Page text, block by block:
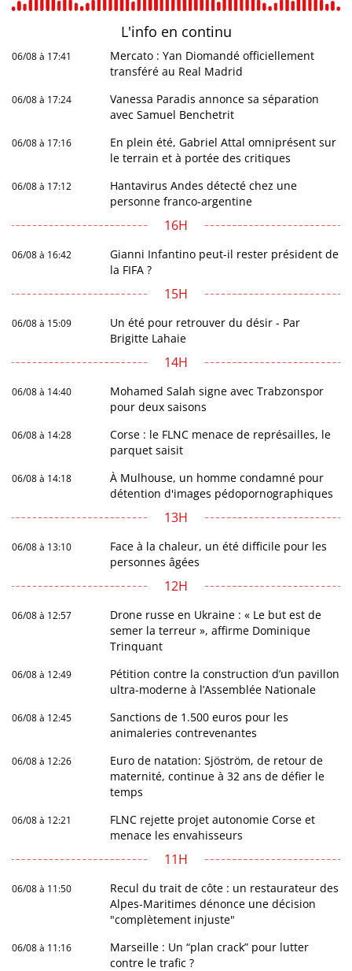
L'info en continu
06/08 à 17:41
Mercato : Yan Diomandé officiellement
transféré au Real Madrid
06/08 à 17:24
Vanessa Paradis annonce sa séparation
avec Samuel Benchetrit
06/08 à 17:16
En plein été, Gabriel Attal omniprésent sur
le terrain et à portée des critiques
06/08 à 17:12
Hantavirus Andes détecté chez une
personne franco-argentine
16H
06/08 à 16:42
Gianni Infantino peut-il rester président de
la FIFA ?
15H
06/08 à 15:09
Un été pour retrouver du désir - Par
Brigitte Lahaie
14H
06/08 à 14:40
Mohamed Salah signe avec Trabzonspor
pour deux saisons
06/08 à 14:28
Corse : le FLNC menace de représailles, le
parquet saisit
06/08 à 14:18
À Mulhouse, un homme condamné pour
détention d'images pédopornographiques
13H
06/08 à 13:10
Face à la chaleur, un été difficile pour les
personnes âgées
12H
06/08 à 12:57
Drone russe en Ukraine : « Le but est de
semer la terreur », affirme Dominique
Trinquant
06/08 à 12:49
Pétition contre la construction d’un pavillon
ultra-moderne à l’Assemblée Nationale
06/08 à 12:45
Sanctions de 1.500 euros pour les
animaleries contrevenantes
06/08 à 12:26
Euro de natation: Sjöström, de retour de
maternité, continue à 32 ans de défier le
temps
06/08 à 12:21
FLNC rejette projet autonomie Corse et
menace les envahisseurs
11H
06/08 à 11:50
Recul du trait de côte : un restaurateur des
Alpes-Maritimes dénonce une décision
"complètement injuste"
06/08 à 11:16
Marseille : Un “plan crack” pour lutter
contre le trafic ?